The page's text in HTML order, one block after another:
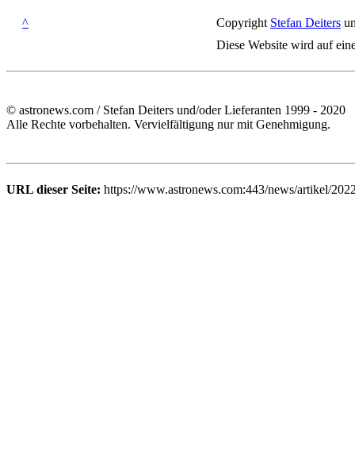
^ Copyright Stefan Deiters
Diese Website wird auf
© astronews.com / Stefan Deiters und/oder Lieferanten 1999 - 2020
Alle Rechte vorbehalten. Vervielfältigung nur mit Genehmigung.
URL dieser Seite: https://www.astronews.com:443/news/artikel/